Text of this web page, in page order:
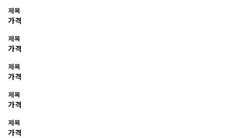
제목
가격
제목
가격
제목
가격
제목
가격
제목
가격